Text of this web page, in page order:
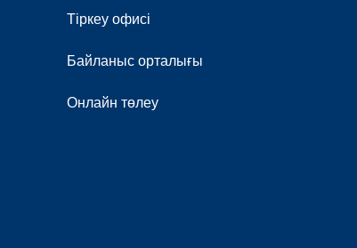
Тіркеу офисі
Байланыс орталығы
Онлайн төлеу